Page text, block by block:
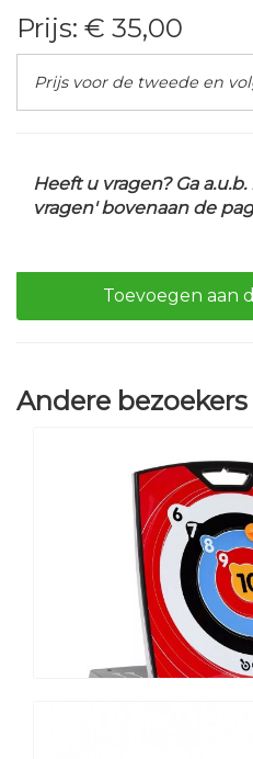
Prijs: € 35,00
Prijs voor de tweede en
Heeft u vragen? Ga
vragen' bovenaan de
Toevoegen aan
Andere